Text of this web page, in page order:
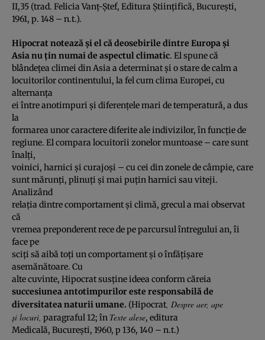
II,35 (trad. Felicia Vanţ-Ştef, Editura Ştiinţifică, Bucureşti,
1961, p. 148 – n.t.).
Hipocrat notează şi el că deosebirile dintre Europa şi
Asia nu ţin numai de aspectul climatic. El spune că
blândeţea climei din Asia a determinat şi o stare de calm a
locuitorilor continentului, la fel cum clima Europei, cu
alternanţa
ei între anotimpuri şi diferenţele mari de temperatură, a dus
la
formarea unor caractere diferite ale indivizilor, în funcţie de
regiune. El compara locuitorii zonelor muntoase – care sunt
înalţi,
voinici, harnici şi curajoşi – cu cei din zonele de câmpie, care
sunt mărunţi, plinuţi şi mai puţin harnici sau viteji.
Analizând
relaţia dintre comportament şi climă, grecul a mai observat
că
vremea preponderent rece de pe parcursul întregului an, îi
face pe
sciţi să aibă toţi un comportament şi o înfăţişare
asemănătoare. Cu
alte cuvinte, Hipocrat susţine ideea conform căreia
succesiunea antotimpurilor este responsabilă de
diversitatea naturii umane. (Hipocrat , Despre aer, ape
şi locuri, paragraful 12; în Texte alese, editura
Medicală, Bucureşti, 1960, p 136, 140 – n.t.)